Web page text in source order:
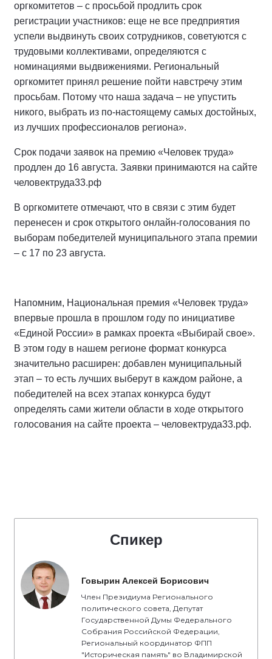
оргкомитетов – с просьбой продлить срок
регистрации участников: еще не все предприятия
успели выдвинуть своих сотрудников, советуются с
трудовыми коллективами, определяются с
номинациями выдвижениями. Региональный
оргкомитет принял решение пойти навстречу этим
просьбам. Потому что наша задача – не упустить
никого, выбрать из по-настоящему самых достойных,
из лучших профессионалов региона».
Срок подачи заявок на премию «Человек труда»
продлен до 16 августа. Заявки принимаются на сайте
человектруда33.рф
В оргкомитете отмечают, что в связи с этим будет
перенесен и срок открытого онлайн-голосования по
выборам победителей муниципального этапа премии
– с 17 по 23 августа.
Напомним, Национальная премия «Человек труда»
впервые прошла в прошлом году по инициативе
«Единой России» в рамках проекта «Выбирай свое».
В этом году в нашем регионе формат конкурса
значительно расширен: добавлен муниципальный
этап – то есть лучших выберут в каждом районе, а
победителей на всех этапах конкурса будут
определять сами жители области в ходе открытого
голосования на сайте проекта – человектруда33.рф.
Спикер
Говырин Алексей Борисович
Член Президиума Регионального
политического совета, Депутат
Государственной Думы Федерального
Собрания Российской Федерации,
Региональный координатор ФПП
"Историческая память" во Владимирской